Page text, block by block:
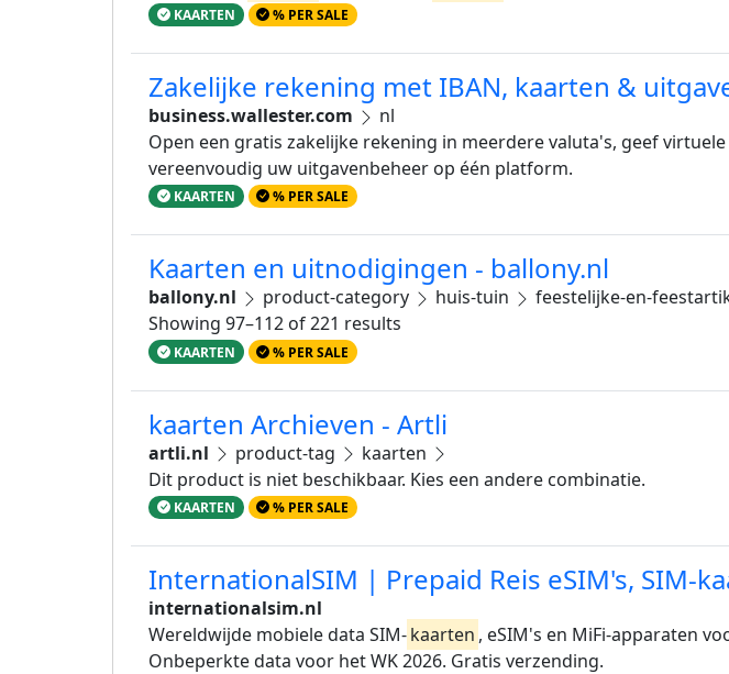
KAARTEN % PER SALE
Zakelijke rekening met IBAN, kaarten &
business.wallester.com
nl
Open een gratis zakelijke rekening in meerdere valuta's, geef
vereenvoudig uw uitgavenbeheer op één platform.
KAARTEN % PER SALE
Kaarten en uitnodigingen - ballony.nl
ballony.nl product-category huis-tuin feestelijke-en-
Showing 97–112 of 221 results
KAARTEN % PER SALE
kaarten Archieven - Artli
artli.nl product-tag
kaarten
Dit product is niet beschikbaar. Kies een andere combinatie.
KAARTEN % PER SALE
InternationalSIM | Prepaid Reis eSIM's, SIM-
internationalsim.nl
Wereldwijde mobiele data SIM-kaarten , eSIM's en MiFi-apparaten
Onbeperkte data voor het WK 2026. Gratis verzending.